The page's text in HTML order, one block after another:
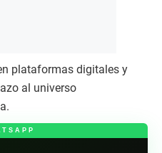
plataformas digitales y
al universo